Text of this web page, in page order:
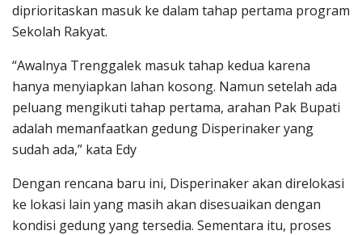
diprioritaskan masuk ke dalam tahap pertama program
Sekolah Rakyat.
“Awalnya Trenggalek masuk tahap kedua karena
hanya menyiapkan lahan kosong. Namun setelah ada
peluang mengikuti tahap pertama, arahan Pak Bupati
adalah memanfaatkan gedung Disperinaker yang
sudah ada,” kata Edy
Dengan rencana baru ini, Disperinaker akan direlokasi
ke lokasi lain yang masih akan disesuaikan dengan
kondisi gedung yang tersedia. Sementara itu, proses